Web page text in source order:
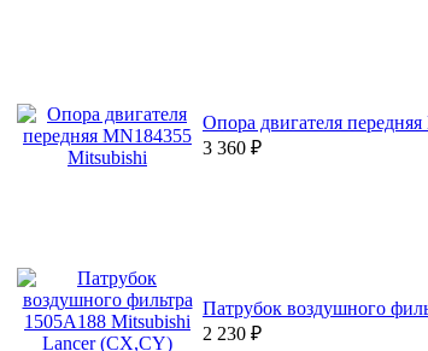
Опора двигателя
3 360 ₽
Патрубок воздушного
2 230 ₽